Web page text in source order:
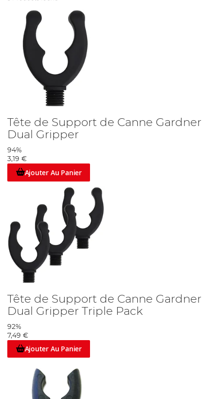
Tête de Support de Canne Gardner
Dual Gripper
94%
3,19 €
Ajouter Au Panier
Tête de Support de Canne Gardner
Dual Gripper Triple Pack
92%
7,49 €
Ajouter Au Panier